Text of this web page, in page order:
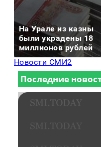
На Урале из казны
были украдены 18
миллионов рублей
Новости СМИ2